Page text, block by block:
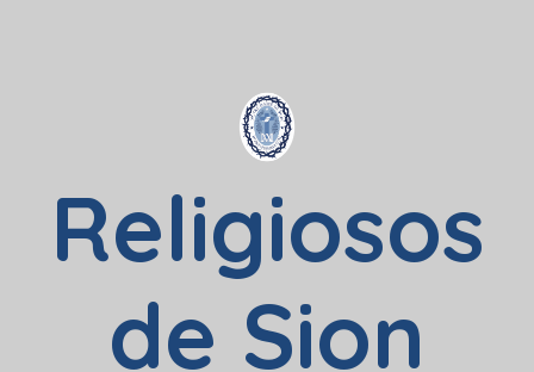
Religiosos
de Sion